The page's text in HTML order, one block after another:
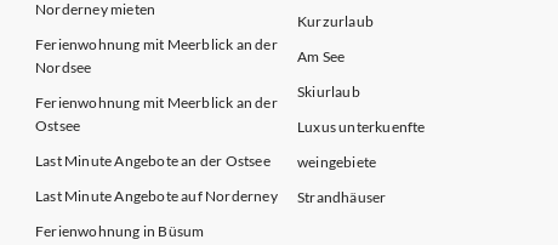
Norderney mieten
Ferienwohnung mit Meerblick an der
Nordsee
Ferienwohnung mit Meerblick an der
Ostsee
Last Minute Angebote an der Ostsee
Last Minute Angebote auf Norderney
Ferienwohnung in Büsum
Kurzurlaub
Am See
Skiurlaub
Luxus unterkuenfte
weingebiete
Strandhäuser